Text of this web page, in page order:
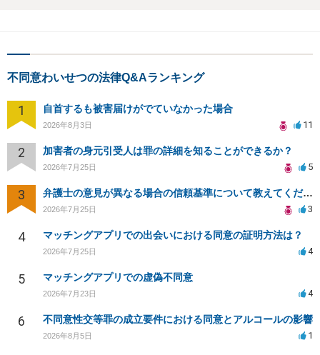
不同意わいせつの法律Q&Aランキング
1 自首するも被害届けがでていなかった場合
2026年8月3日 11
2 加害者の身元引受人は罪の詳細を知ることができるか？
2026年7月25日 5
3 弁護士の意見が異なる場合の信頼基準について教えてください
2026年7月25日 3
4 マッチングアプリでの出会いにおける同意の証明方法は？
2026年7月25日 4
5 マッチングアプリでの虚偽不同意
2026年7月23日 4
6 不同意性交等罪の成立要件における同意とアルコールの影響
2026年8月5日 1